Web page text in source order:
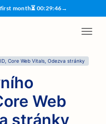
first month⏳ 00:29:46→
Core Web Vitals, Odezva stránky
Web
stránky